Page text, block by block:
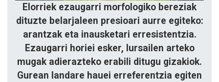
Elorriek ezaugarri morfologiko bereziak
dituzte belarjaleen presioari aurre egiteko:
arantzak eta inausketari erresistentzia.
Ezaugarri horiei esker, lursailen arteko
mugak adierazteko erabili ditugu gizakiok.
Gurean landare hauei erreferentzia egiten